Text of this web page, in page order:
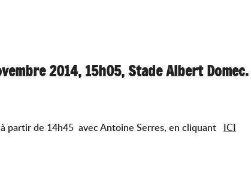
2014, 15h05, Stade Albert Domec.
partir de 14h45 avec Antoine Serres, en cliquant ICI